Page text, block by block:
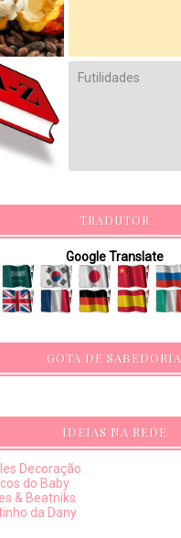
Futilidades
TRADUTOR
Google Translate
GOTA DE SABEDORIA
IDEIAS NA REDE
Decoração
do Baby
& Beatniks
da Dany